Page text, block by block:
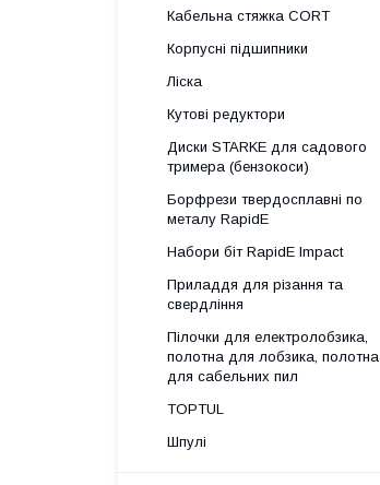
Кабельна стяжка СORT
Корпусні підшипники
Ліска
Кутові редуктори
Диски STARKE для садового
тримера (бензокоси)
Борфрези твердосплавні по
металу RapidE
Набори біт RapidE Impact
Приладдя для різання та
свердління
Пілочки для електролобзика,
полотна для лобзика, полотна
для сабельних пил
TOPTUL
Шпулі